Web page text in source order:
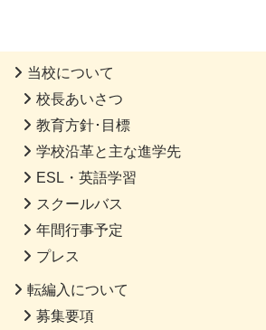
当校について
校長あいさつ
教育方針･目標
学校沿革と主な進学先
ESL・英語学習
スクールバス
年間行事予定
プレス
転編入について
募集要項